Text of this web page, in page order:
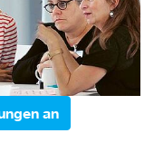
an